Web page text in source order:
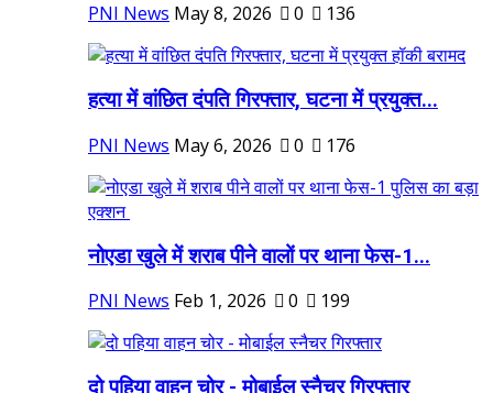
PNI News May 8, 2026 0 136
हत्या में वांछित दंपति गिरफ्तार, घटना में प्रयुक्त...
PNI News May 6, 2026 0 176
नोएडा खुले में शराब पीने वालों पर थाना फेस-1...
PNI News Feb 1, 2026 0 199
दो पहिया वाहन चोर - मोबाईल स्नैचर गिरफ्तार